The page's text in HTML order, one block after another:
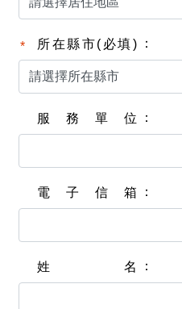
所在縣市(必填)
服務單位
電子信箱
姓名